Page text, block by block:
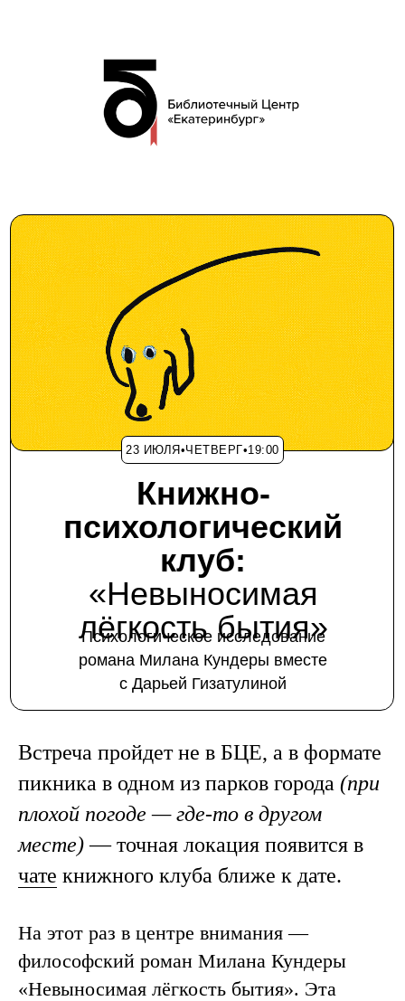
Книжно-
психологический
клуб:
«Невыносимая
лёгкость бытия»
Психологическое исследование
романа Милана Кундеры вместе
с Дарьей Гизатулиной
23 ИЮЛЯ•ЧЕТВЕРГ•19:00
Встреча пройдет не в БЦЕ, а в формате
пикника в одном из парков города (при
плохой погоде — где-то в другом
месте)— точная локация появится в
чате книжного клуба ближе к дате.
На этот раз в центре внимания —
философский роман Милана Кундеры
«Невыносимая лёгкость бытия». Эта